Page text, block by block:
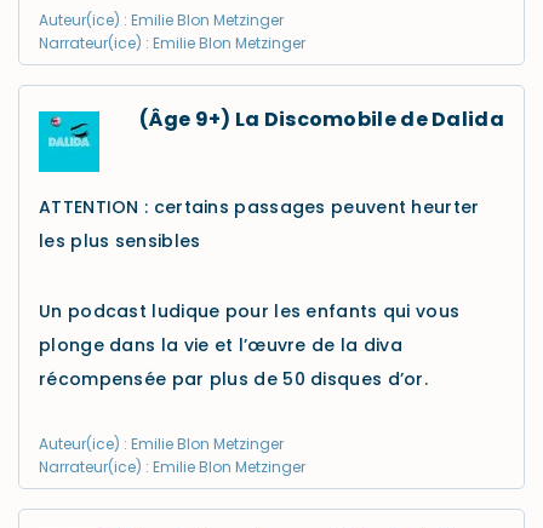
Auteur(ice) : Emilie Blon Metzinger
Narrateur(ice) : Emilie Blon Metzinger
(Âge 9+) La Discomobile de Dalida
ATTENTION : certains passages peuvent heurter
les plus sensibles
Un podcast ludique pour les enfants qui vous
plonge dans la vie et l’œuvre de la diva
récompensée par plus de 50 disques d’or.
Auteur(ice) : Emilie Blon Metzinger
Narrateur(ice) : Emilie Blon Metzinger